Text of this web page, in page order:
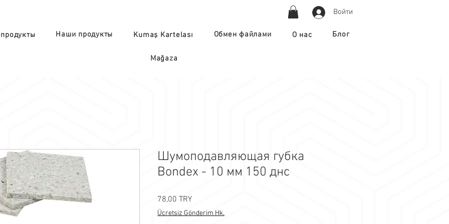
Войти
Наши продукты Kumaş Kartelası Обмен файлами О нас Блог
Mağaza
Шумоподавляющая губка
Bondex - 10 мм 150 днс
78,00 TRYЦена
Ücretsiz Gönderim Hk.